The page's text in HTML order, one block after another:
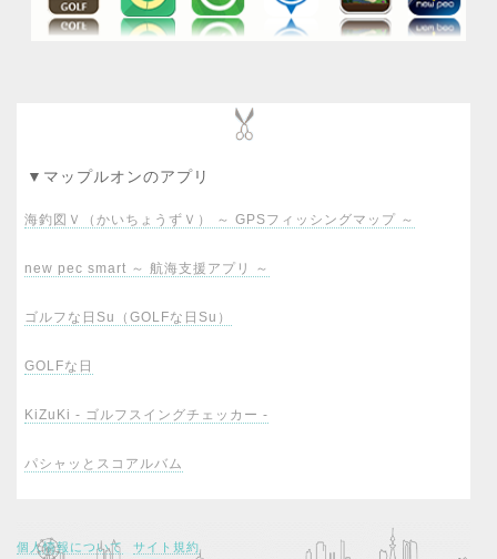
▼マップルオンのアプリ
海釣図Ｖ（かいちょうずＶ） ～ GPSフィッシングマップ ～
new pec smart ～ 航海支援アプリ ～
ゴルフな日Su（GOLFな日Su）
GOLFな日
KiZuKi - ゴルフスイングチェッカー -
パシャッとスコアルバム
個人情報について サイト規約